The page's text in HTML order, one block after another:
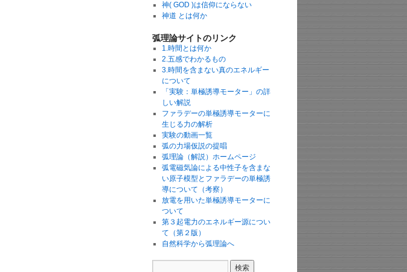
神( GOD )は信仰にならない
神道 とは何か
弧理論サイトのリンク
1.時間とは何か
2.五感でわかるもの
3.時間を含まない真のエネルギー
について
「実験：単極誘導モーター」の詳
しい解説
ファラデーの単極誘導モーターに
生じる力の解析
実験の動画一覧
弧の力場仮説の提唱
弧理論（解説）ホームページ
弧電磁気論による中性子を含まな
い原子模型とファラデーの単極誘
導について（考察）
放電を用いた単極誘導モーターに
ついて
第３起電力のエネルギー源につい
て（第２版）
自然科学から弧理論へ